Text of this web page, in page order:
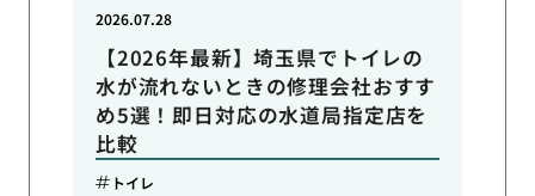
【2026年最新】埼玉県でトイレの
水が流れないときの修理会社おすす
め5選！即日対応の水道局指定店を
比較
2026.07.28
トイレ